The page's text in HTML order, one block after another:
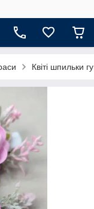
Квіті шпильки